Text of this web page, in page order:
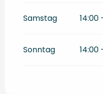
Samstag 14:00
Sonntag 14:00